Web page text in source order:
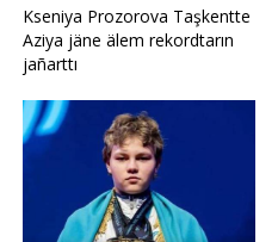
Kseniya Prozorova Taşkentte
Aziya jäne älem rekordtarın
jañarttı